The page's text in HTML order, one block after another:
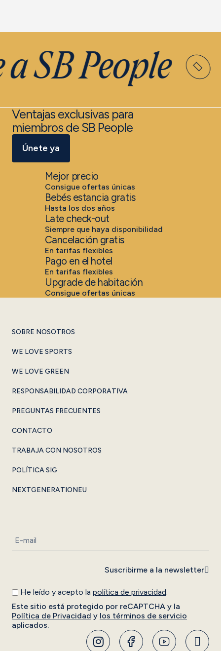
SB People
Ventajas exclusivas para
miembros de SB People
Únete ya
Mejor precio
Consigue ofertas únicas
Bebés estancia gratis
Hasta los dos años
Late check-out
Siempre que haya disponibilidad
Cancelación gratis
En tarifas flexibles
Pago en el hotel
En tarifas flexibles
Upgrade de habitación
Consigue ofertas únicas
SOBRE NOSOTROS
WE LOVE SPORTS
WE LOVE GREEN
RESPONSABILIDAD CORPORATIVA
PREGUNTAS FRECUENTES
CONTACTO
TRABAJA CON NOSOTROS
POLÍTICA SIG
NEXTGENERATIONEU
He leído y acepto la política de privacidad.
Este sitio está protegido por reCAPTCHA y la
Política de Privacidad y los términos de servicio
aplicados.
Suscribirme a la newsletter